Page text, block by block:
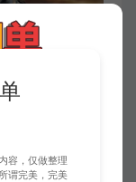
容，仅做整理
谓完美，完美